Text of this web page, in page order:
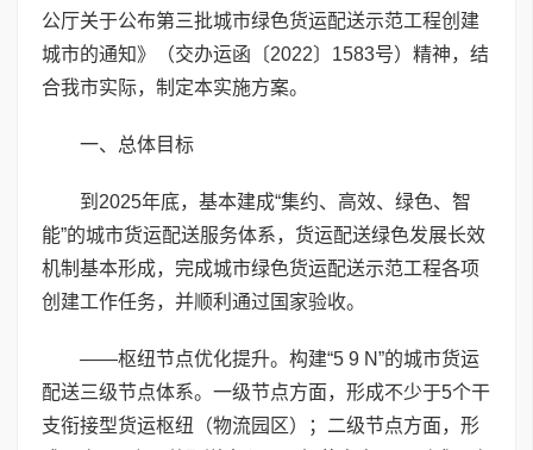
公厅关于公布第三批城市绿色货运配送示范工程创建
城市的通知》（交办运函〔2022〕1583号）精神，结
合我市实际，制定本实施方案。
一、总体目标
到2025年底，基本建成“集约、高效、绿色、智
能”的城市货运配送服务体系，货运配送绿色发展长效
机制基本形成，完成城市绿色货运配送示范工程各项
创建工作任务，并顺利通过国家验收。
——枢纽节点优化提升。构建“5 9 N”的城市货运
配送三级节点体系。一级节点方面，形成不少于5个干
支衔接型货运枢纽（物流园区）；二级节点方面，形